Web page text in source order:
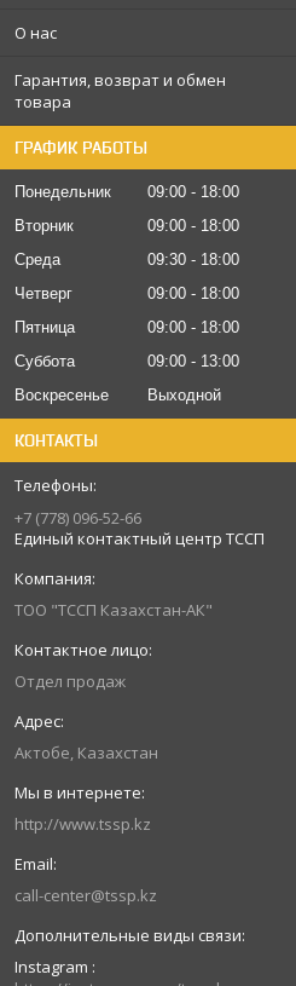
О нас
Гарантия, возврат и обмен
товара
ГРАФИК РАБОТЫ
Понедельник 09:00
18:00
Вторник
09:00
18:00
Среда
09:30
18:00
Четверг
09:00
18:00
Пятница
09:00
18:00
Суббота
09:00
13:00
Воскресенье
Выходной
КОНТАКТЫ
+7 (778) 096-52-66
Единый контактный центр ТССП
ТОО "ТССП Казахстан-АК"
Отдел продаж
Актобе, Казахстан
http://www.tssp.kz
call-center@tssp.kz
Instagram